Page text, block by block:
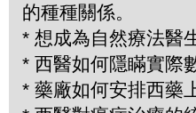
的種種關係。
* 想成為自然療法醫
* 西醫如何隱瞞實際
* 藥廠如何安排西藥